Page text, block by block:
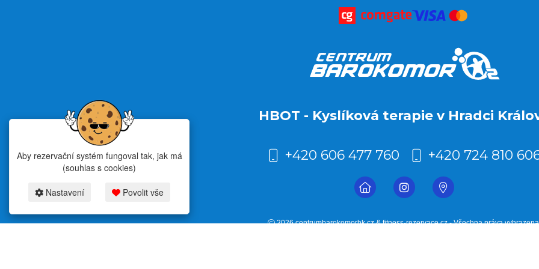
HBOT - Kyslíková terapie v Hradci
+420 606 477 760 +420 724 810
2026 centrumbarokomorhk.cz & fitness-rezervace.cz - Všechna práva
Aby rezervační systém fungoval tak, jak má
(souhlas s cookies)
Nastavení Povolit vše